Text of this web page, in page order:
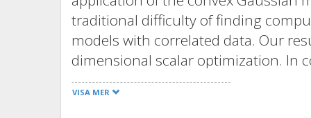
traditional difficulty of finding
models with correlated data. Our
dimensional scalar optimization. In
does not require solving an often
with the number of model
VISA MER